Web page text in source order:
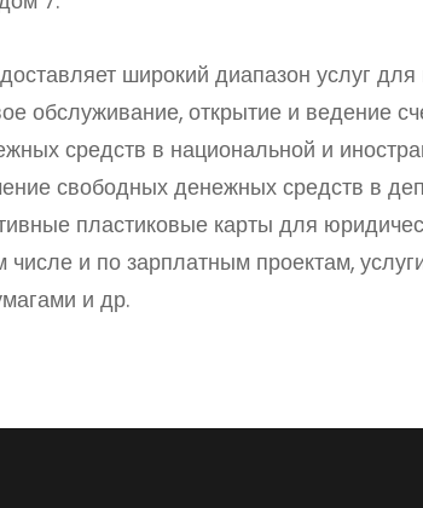
широкий диапазон услуг для
обслуживание, открытие и ведение
средств в национальной и
свободных денежных средств в
пластиковые карты для
числе и по зарплатным проектам,
и др.